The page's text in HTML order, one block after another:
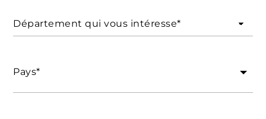
Département qui vous intéresse*
Pays*